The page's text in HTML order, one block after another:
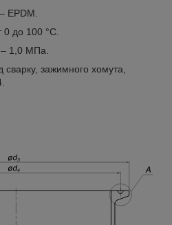
EPDM.
0 до 100 °С.
– 1,0 МПа.
зажимного хомута,